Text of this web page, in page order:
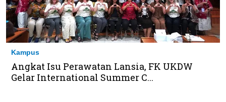
Kampus
Angkat Isu Perawatan Lansia, FK UKDW
Gelar International Summer C...